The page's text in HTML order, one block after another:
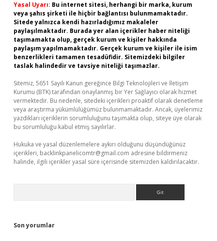
Yasal Uyarı: Bu internet sitesi, herhangi bir marka, kurum
veya şahıs şirketi ile hiçbir bağlantısı bulunmamaktadır.
Sitede yalnızca kendi hazırladığımız makaleler
paylaşılmaktadır. Burada yer alan içerikler haber niteliği
taşımamakta olup, gerçek kurum ve kişiler hakkında
paylaşım yapılmamaktadır. Gerçek kurum ve kişiler ile isim
benzerlikleri tamamen tesadüfidir. Sitemizdeki bilgiler
taslak halindedir ve tavsiye niteliği taşımazlar.
Sitemiz, 5651 Sayılı Kanun gereğince Bilgi Teknolojileri ve İletişim
Kurumu (BTK) tarafından onaylanmış bir Yer Sağlayıcı olarak hizmet
vermektedir. Bu nedenle, sitedeki içerikleri proaktif olarak denetleme
veya araştırma yükümlülüğümüz bulunmamaktadır. Ancak, üyelerimiz
yazdıkları içeriklerin sorumluluğunu taşımakta olup, siteye üye olarak
bu sorumluluğu kabul etmiş sayılırlar.
Hukuka ve yasal düzenlemelere aykırı olduğunu düşündüğünüz
içerikleri, backlinkpanelicomtr@gmail.com adresine bildirmeniz
halinde, ilgili içerikler yasal süre içerisinde sitemizden kaldırılacaktır.
Son yorumlar